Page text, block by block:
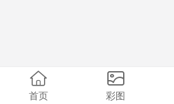
首页 彩图